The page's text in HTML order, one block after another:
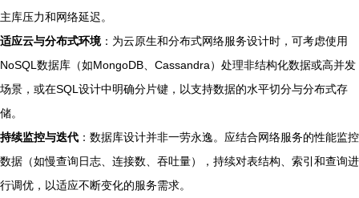
主库压力和网络延迟。
适应云与分布式环境：为云原生和分布式网络服务设计时，可考虑使用
NoSQL数据库（如MongoDB、Cassandra）处理非结构化数据或高并发
场景，或在SQL设计中明确分片键，以支持数据的水平切分与分布式存
储。
持续监控与迭代 ：数据库设计并非一劳永逸。应结合网络服务的性能监控
数据（如慢查询日志、连接数、吞吐量），持续对表结构、索引和查询进
行调优，以适应不断变化的服务需求。